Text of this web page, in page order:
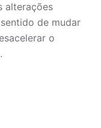
alterações
de mudar
o